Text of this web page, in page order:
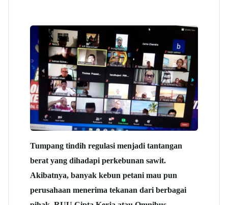
Tumpang tindih regulasi menjadi tantangan
berat yang dihadapi perkebunan sawit.
Akibatnya, banyak kebun petani mau pun
perusahaan menerima tekanan dari berbagai